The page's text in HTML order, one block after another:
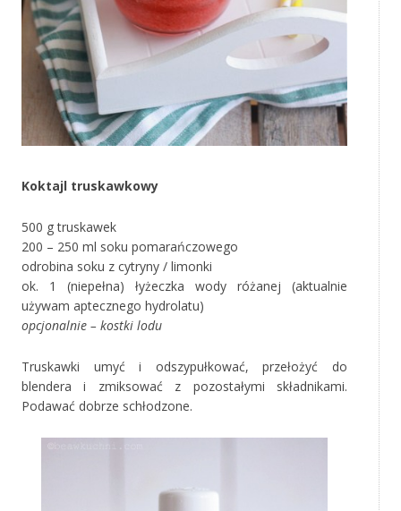
Koktajl truskawkowy
500 g truskawek
200 – 250 ml soku pomarańczowego
odrobina soku z cytryny / limonki
ok. 1 (niepełna) łyżeczka wody różanej (aktualnie
używam aptecznego hydrolatu)
opcjonalnie – kostki lodu
Truskawki umyć i odszypułkować, przełożyć do
blendera i zmiksować z pozostałymi składnikami.
Podawać dobrze schłodzone.